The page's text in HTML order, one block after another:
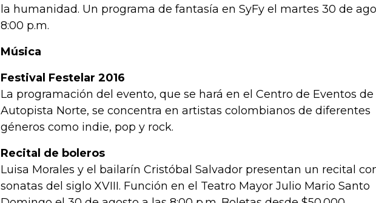
la humanidad. Un programa de fantasía en SyFy el martes 30 de
8:00 p.m.
Música
Festival Festelar 2016
La programación del evento, que se hará en el Centro de Eventos de
Autopista Norte, se concentra en artistas colombianos de diferentes
géneros como indie, pop y rock.
Recital de boleros
Luisa Morales y el bailarín Cristóbal Salvador presentan un recital
sonatas del siglo XVIII. Función en el Teatro Mayor Julio Mario Santo